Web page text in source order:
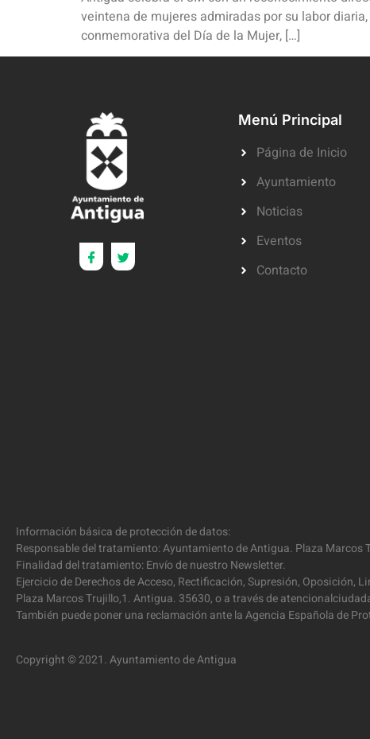
veintena de mujeres admiradas por su labor
conmemorativa del Día de la Mujer, […]
Menú Principal
Página de Inicio
Ayuntamiento
Noticias
Eventos
Contacto
Información básica de protección de datos:
Responsable del tratamiento: Ayuntamiento de Antigua. Plaza Marcos
Finalidad del tratamiento: Envío de nuestro Newsletter.
Ejercicio de Derechos de Acceso, Rectificación, Supresión,
Plaza Marcos Trujillo,1. Antigua. 35630, o a través de
También puede poner una reclamación ante la Agencia Española de
Copyright © 2021. Ayuntamiento de Antigua